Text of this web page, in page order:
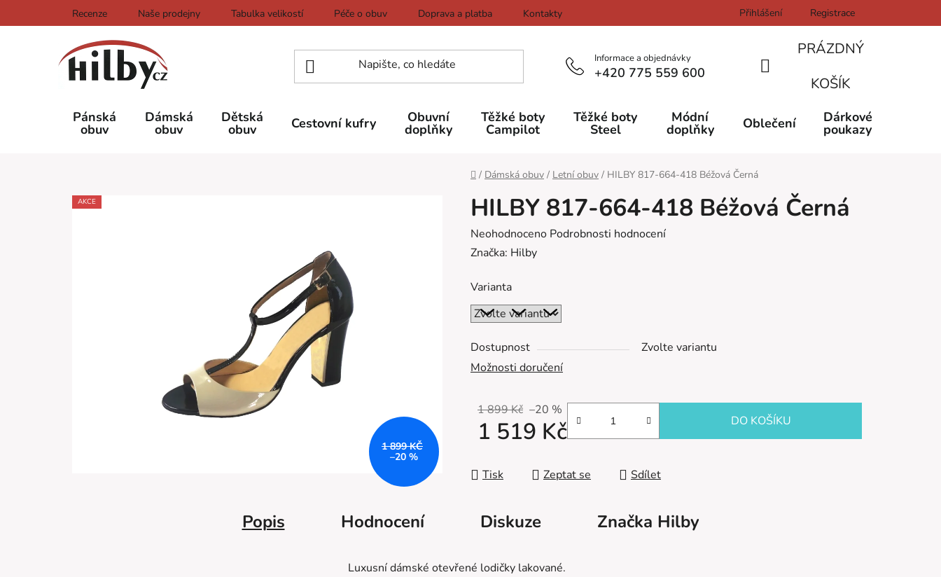
na
Recenze Naše prodejny Tabulka velikostí Péče o obuv Doprava a platba Kontakty Přihlášení Registrace
Informace a objednávky
+420 775 559 600
NÁKUPNÍ
KOŠÍK
PRÁZDNÝ
KOŠÍK
Pánská
obuv
Dámská
obuv
Dětská
obuv Cestovní kufry Obuvní
doplňky
Těžké boty
Campilot
Těžké boty
Steel
Módní
doplňky Oblečení Dárkové
poukazy
Domů
/ Dámská obuv / Letní obuv / HILBY 817-664-418 Béžová Černá
HILBY 817-664-418 Béžová Černá
Průměrné
hodnocení
je
0,0
z
5
hvězdiček.
Neohodnoceno Podrobnosti hodnocení
Značka: Hilby
Varianta
Dostupnost
Zvolte variantu
Možnosti doručení
1 899 Kč –20 %
1 519 Kč DO KOŠÍKU
Tisk Zeptat se Sdílet
AKCE
1 899 KČ
–20 %
Popis Hodnocení Diskuze Značka Hilby
Luxusní dámské otevřené lodičky lakované.